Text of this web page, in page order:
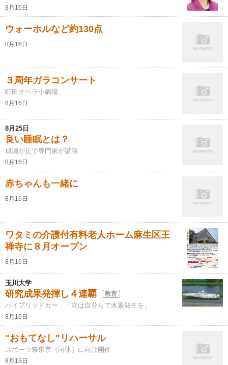
8月16日
ウォーホルなど約130点
8月16日
３周年ガラコンサート
町田オペラ小劇場
8月16日
8月25日
良い睡眠とは？
成瀬が丘で専門家が講演
8月16日
赤ちゃんも一緒に
8月16日
ワタミの介護付有料老人ホーム麻生区王
禅寺に８月オープン
8月16日
玉川大学
研究成果発揮し４連覇 教育
ハイブリッドカー 「次は自分らで水素発生を」
8月16日
"おもてなし"リハーサル
スポーツ祭東京（国体）に向け開催
8月16日